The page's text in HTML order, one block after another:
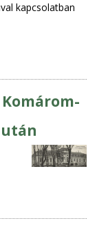
kapcsolatban
után